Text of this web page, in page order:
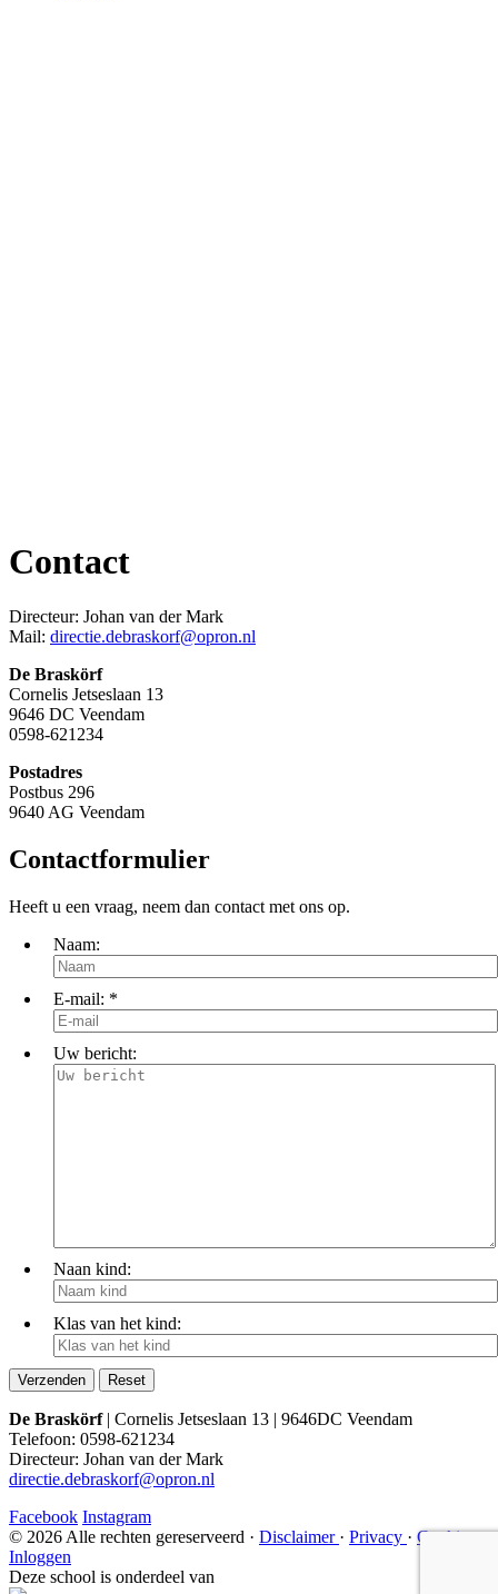
Contact
Directeur: Johan van der Mark
Mail: directie.debraskorf@opron.nl
De Braskörf
Cornelis Jetseslaan 13
9646 DC Veendam
0598-621234
Postadres
Postbus 296
9640 AG Veendam
Contactformulier
Heeft u een vraag, neem dan contact met ons op.
Naam:
E-mail: *
Uw bericht:
Naan kind:
Klas van het kind:
De Braskörf| Cornelis Jetseslaan 13 | 9646DC Veendam
Telefoon: 0598-621234
Directeur: Johan van der Mark
directie.debraskorf@opron.nl
Facebook Instagram
© 2026 Alle rechten gereserveerd · Disclaimer · Privacy · Cookies
Inloggen
Deze school is onderdeel van